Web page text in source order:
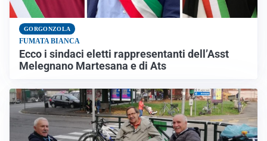
GORGONZOLA
FUMATA BIANCA
Ecco i sindaci eletti rappresentanti dell’Asst
Melegnano Martesana e di Ats